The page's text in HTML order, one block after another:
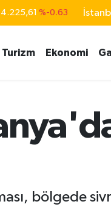
%-0.63
55,0317 %-0.02
13.799 %70
Turizm Ekonomi
bölgede